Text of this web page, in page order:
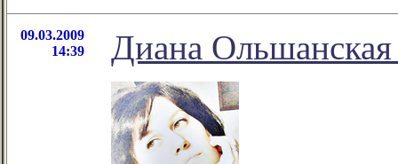
09.03.2009
14:39
Диана Ольшанская